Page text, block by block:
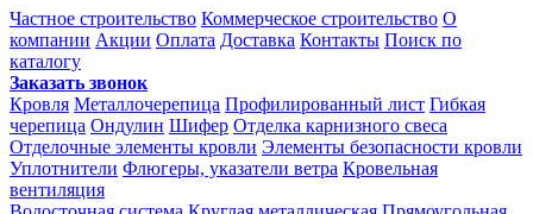
Частное строительство Коммерческое строительство О
компании Акции Оплата Доставка Контакты Поиск по
каталогу
Заказать звонок
Кровля Металлочерепица Профилированный лист Гибкая
черепица Ондулин Шифер Отделка карнизного свеса
Отделочные элементы кровли Элементы безопасности кровли
Уплотнители Флюгеры, указатели ветра Кровельная
вентиляция